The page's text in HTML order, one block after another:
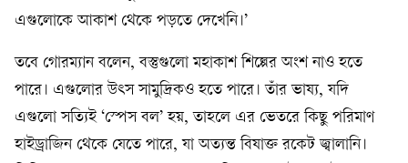
এগুলোকে আকাশ থেকে পড়তে দেখেনি।’
তবে গোরম্যান বলেন, বস্তুগুলো মহাকাশ শিল্পের অংশ নাও হতে
পারে। এগুলোর উৎস সামুদ্রিকও হতে পারে। তাঁর ভাষ্য, যদি
এগুলো সত্যিই ‘স্পেস বল’ হয়, তাহলে এর ভেতরে কিছু পরিমাণ
হাইড্রাজিন থেকে যেতে পারে, যা অত্যন্ত বিষাক্ত রকেট জ্বালানি।